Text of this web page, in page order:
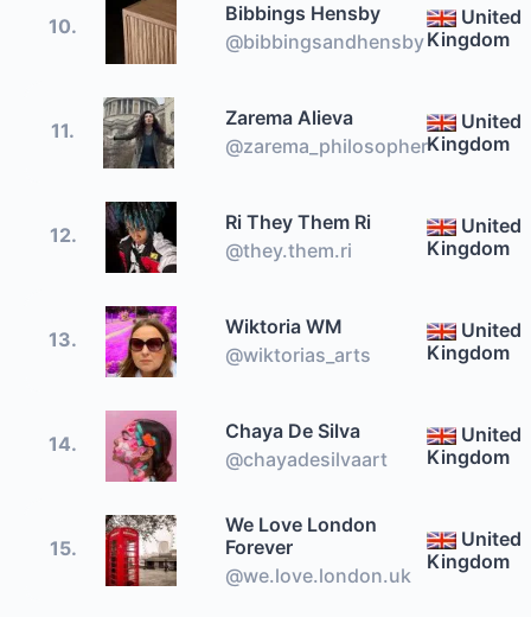
10.
Bibbings Hensby
@bibbingsandhensby
United
Kingdom
11.
Zarema Alieva
@zarema_philosopher
United
Kingdom
12.
Ri They Them Ri
@they.them.ri
United
Kingdom
13.
Wiktoria WM
@wiktorias_arts
United
Kingdom
14.
Chaya De Silva
@chayadesilvaart
United
Kingdom
15.
We Love London
Forever
@we.love.london.uk
United
Kingdom